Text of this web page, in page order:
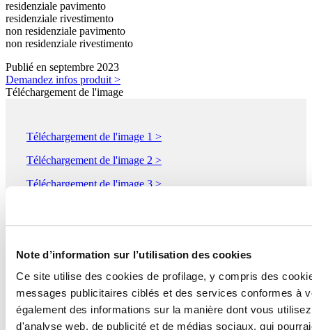
Note d’information sur l’utilisation des cookies
Ce site utilise des cookies de profilage, y compris des
messages publicitaires ciblés et des services conformes à
également des informations sur la manière dont vous
d'analyse web, de publicité et de médias sociaux, qui
residenziale pavimento
residenziale rivestimento
non residenziale pavimento
non residenziale rivestimento
Publié en septembre 2023
Demandez infos produit >
Téléchargement de l'image
Téléchargement de l'image 1 >
Téléchargement de l'image 2 >
Téléchargement de l'image 3 >
IMOLACERAMICA - COOPERATIVA CERAMICA
Via Vittorio Veneto 13
IMOLA, 40026
Tèl. 0542 601601